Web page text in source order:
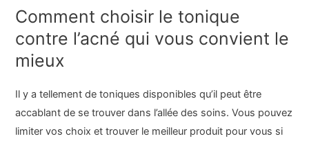
Comment choisir le tonique
contre l’acné qui vous convient le
mieux
Il y a tellement de toniques disponibles qu’il peut être
accablant de se trouver dans l’allée des soins. Vous pouvez
limiter vos choix et trouver le meilleur produit pour vous si